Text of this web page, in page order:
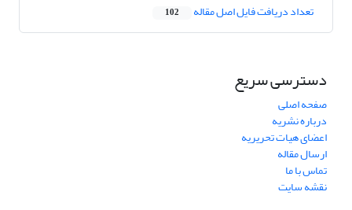
تعداد دریافت فایل اصل مقاله 102
دسترسی سریع
صفحه اصلی
درباره نشریه
اعضای هیات تحریریه
ارسال مقاله
تماس با ما
نقشه سایت